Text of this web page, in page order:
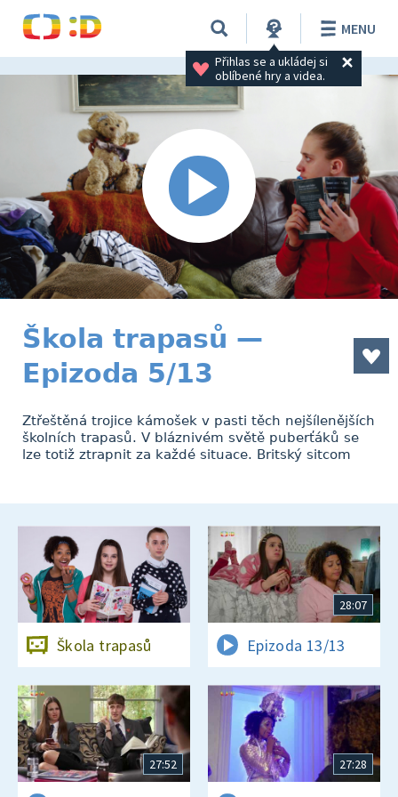
Přihlas se a ukládej si
oblíbené hry a videa.
MENU
Škola trapasů —
Epizoda 5/13
Ztřeštěná trojice kámošek v pasti těch nejšílenějších
školních trapasů. V bláznivém světě puberťáků se
lze totiž ztrapnit za každé situace. Britský sitcom
Škola trapasů
28:07
Epizoda 13/13
27:52 27:28